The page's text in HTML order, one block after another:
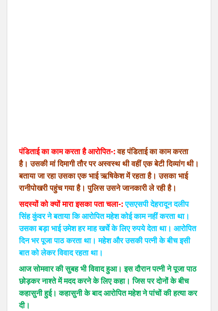
पंडिताई का काम करता है आरोपित-: वह पंडिताई का काम करता
है। उसकी मां दिमागी तौर पर अस्वस्थ थी वहीं एक बेटी दिव्यांग थी।
बताया जा रहा उसका एक भाई ऋषिकेश में रहता है। उसका भाई
रानीपोखरी पहुंच गया है। पुलिस उसने जानकारी ले रही है।
सदस्यों को क्यों मारा इसका पता चला-:एसएसपी देहरादून दलीप
सिंह कुंवर ने बताया कि आरोपित महेश कोई काम नहीं करता था।
उसका बड़ा भाई उमेश हर माह खर्चेे के लिए रुपये देता था। आरोपित
दिन भर पूजा पाठ करता था। महेश और उसकी पत्‍नी के बीच इसी
बात को लेकर विवाद रहता था।
आज सोमवार की सुबह भी विवाद हुआ। इस दौरान पत्‍नी ने पूजा पाठ
छोड़कर नाश्‍ते में मदद करने के लिए कहा। जिस पर दोनों के बीच
कहासुनी हुई। कहासुनी के बाद आरोपित महेश ने पांचों की हत्‍या कर
दी।